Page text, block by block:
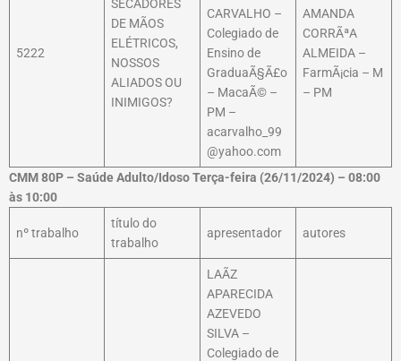
5222
SECADORES
DE MÃOS
ELÉTRICOS,
NOSSOS
ALIADOS OU
INIMIGOS?
CARVALHO –
Colegiado de
Ensino de
GraduaÃ§Ã£o
– MacaÃ© –
PM –
acarvalho_99
@yahoo.com
AMANDA
CORRÃªA
ALMEIDA –
FarmÃ¡cia – M
– PM
CMM 80P – Saúde Adulto/Idoso Terça-feira (26/11/2024) – 08:00
às 10:00
nº trabalho
título do
trabalho
apresentador autores
LAÃZ
APARECIDA
AZEVEDO
SILVA –
Colegiado de